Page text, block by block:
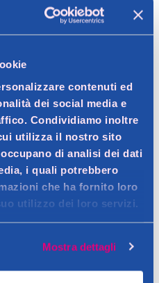
contenuti ed
dei social media e
Condividiamo inoltre
utilizza il nostro sito
di analisi dei dati
i quali potrebbero
che ha fornito loro
utilizzo dei loro servizi.
Mostra dettagli